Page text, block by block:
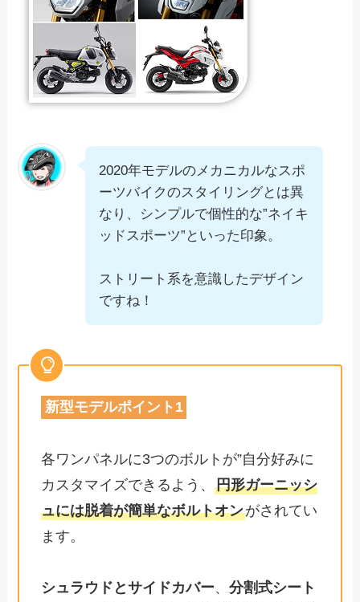
2020年モデルのメカニカルなスポ
ーツバイクのスタイリングとは異
なり、シンプルで個性的な”ネイキ
ッドスポーツ”といった印象。
ストリート系を意識したデザイン
ですね！
新型モデルポイント1
各ワンパネルに3つのボルトが”自分好みに
カスタマイズできるよう、円形ガーニッシ
ュには脱着が簡単なボルトオンがされてい
ます。
シュラウドとサイドカバー、分割式シート